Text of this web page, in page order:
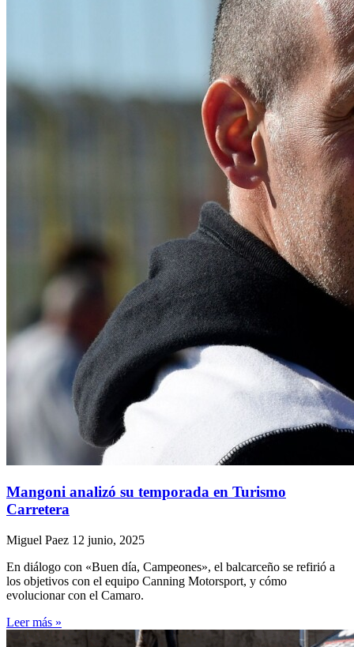
Mangoni analizó su temporada en Turismo
Carretera
Miguel Paez 12 junio, 2025
En diálogo con «Buen día, Campeones», el balcarceño se refirió a
los objetivos con el equipo Canning Motorsport, y cómo
evolucionar con el Camaro.
Leer más »